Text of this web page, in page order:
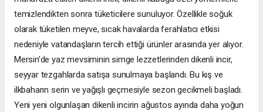
temizlendikten sonra tüketicilere sunuluyor. Özellikle soğuk
olarak tüketilen meyve, sıcak havalarda ferahlatıcı etkisi
nedeniyle vatandaşların tercih ettiği ürünler arasında yer alıyor.
Mersin’de yaz mevsiminin simge lezzetlerinden dikenli incir,
seyyar tezgahlarda satışa sunulmaya başlandı. Bu kış ve
ilkbaharın serin ve yağışlı geçmesiyle sezon gecikmeli başladı.
Yeni yeni olgunlaşan dikenli incirin ağustos ayında daha yoğun